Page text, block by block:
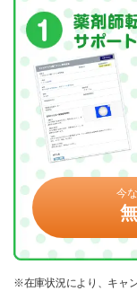
今
※在庫状況により、キャ